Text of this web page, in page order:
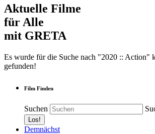
Aktuelle Filme
für Alle
mit GRETA
Es wurde für die Suche nach "2020 :: Action"
gefunden!
Film Finden
Suchen
Demnächst